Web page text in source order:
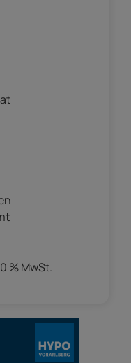
% MwSt.